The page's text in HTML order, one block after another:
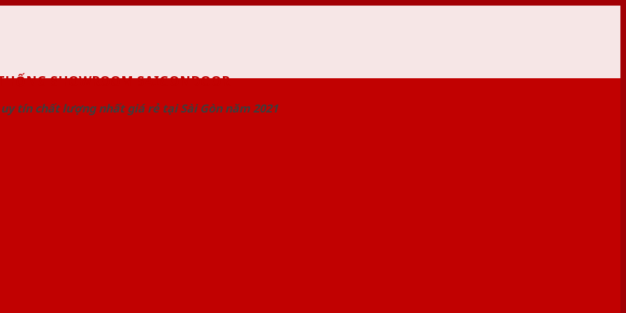
SHOWROOM SAIGONDOOR
tín chất lượng nhất giá rẻ tại Sài Gòn năm 2021